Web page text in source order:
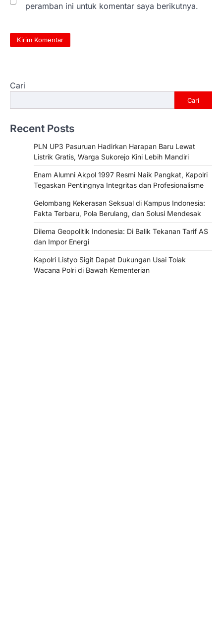
peramban ini untuk komentar saya berikutnya.
Cari
Cari
Recent Posts
PLN UP3 Pasuruan Hadirkan Harapan Baru Lewat
Listrik Gratis, Warga Sukorejo Kini Lebih Mandiri
Enam Alumni Akpol 1997 Resmi Naik Pangkat, Kapolri
Tegaskan Pentingnya Integritas dan Profesionalisme
Gelombang Kekerasan Seksual di Kampus Indonesia:
Fakta Terbaru, Pola Berulang, dan Solusi Mendesak
Dilema Geopolitik Indonesia: Di Balik Tekanan Tarif AS
dan Impor Energi
Kapolri Listyo Sigit Dapat Dukungan Usai Tolak
Wacana Polri di Bawah Kementerian